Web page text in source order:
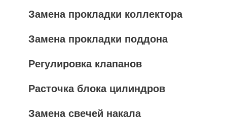
Замена прокладки коллектора
Замена прокладки поддона
Регулировка клапанов
Расточка блока цилиндров
Замена свечей накала